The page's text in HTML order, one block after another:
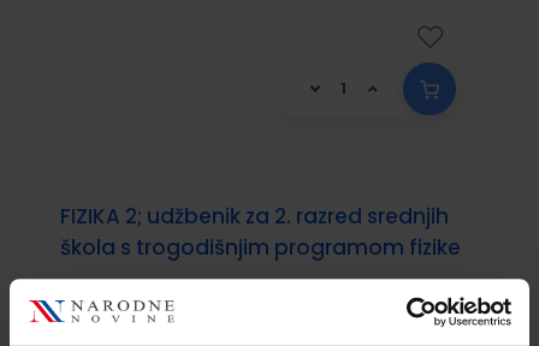
FIZIKA 2; udžbenik za 2. razred srednjih
škola s trogodišnjim programom fizike
Autor(i):Tatjana Roginić